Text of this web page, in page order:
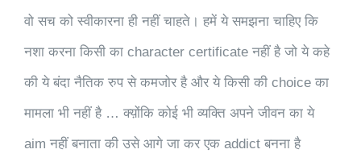
वो सच को स्वीकारना ही नहीं चाहते। हमें ये समझना चाहिए कि
नशा करना किसी का character certificate नहीं है जो ये कहे
की ये बंदा नैतिक रुप से कमजोर है और ये किसी की choice का
मामला भी नहीं है … क्य़ोंकि कोई भी व्यक्ति अपने जीवन का ये
aim नहीं बनाता की उसे आगे जा कर एक addict बनना है